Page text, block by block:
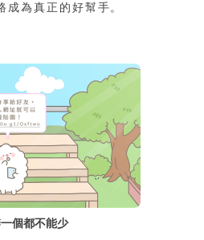
為真正的好幫手。
個都不能少